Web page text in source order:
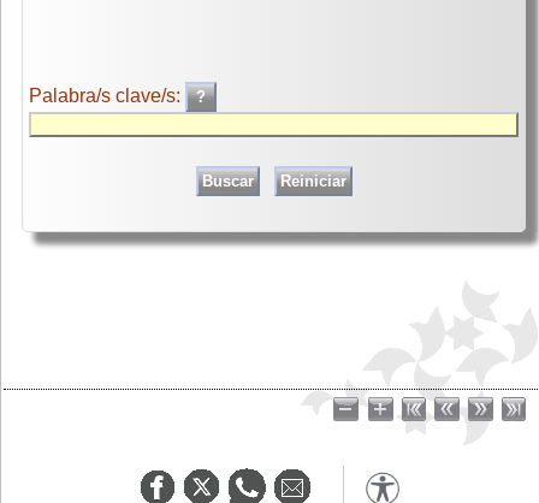
Palabra/s clave/s: